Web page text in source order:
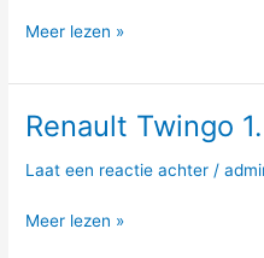
65hp
Meer lezen »
Renault Twingo
Laat een reactie achter /
Renault
1.5
75hp
Meer lezen »